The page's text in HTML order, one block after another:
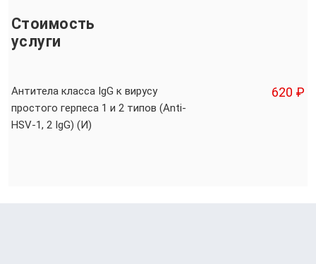
Стоимость
услуги
Антитела класса IgG к вирусу
простого герпеса 1 и 2 типов (Anti-
HSV-1, 2 IgG) (И)
620 ₽